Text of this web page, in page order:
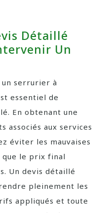
Détaillé
Un
serrurier à
essentiel de
En obtenant une
associés aux services
éviter les mauvaises
que le prix final
Un devis détaillé
pleinement les
appliqués et toute